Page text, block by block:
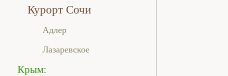
Курорт Сочи
Адлер
Лазаревское
Крым: